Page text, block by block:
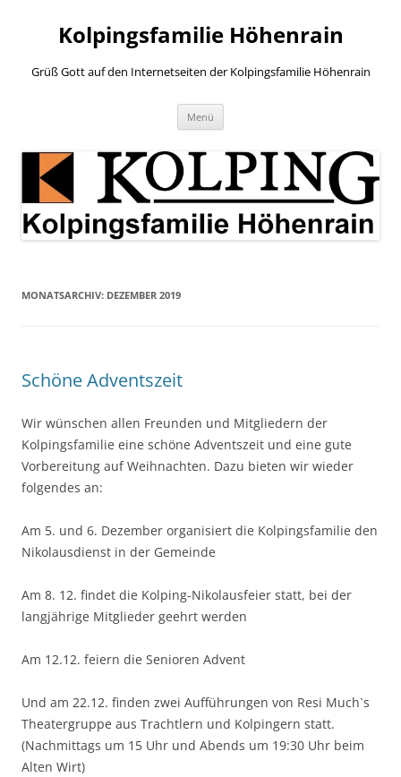
springenKolpingsfamilie Höhenrain
Grüß Gott auf den Internetseiten der Kolpingsfamilie Höhenrain
Menü
MONATSARCHIV: DEZEMBER 2019
Schöne Adventszeit
Wir wünschen allen Freunden und Mitgliedern der
Kolpingsfamilie eine schöne Adventszeit und eine gute
Vorbereitung auf Weihnachten. Dazu bieten wir wieder
folgendes an:
Am 5. und 6. Dezember organisiert die Kolpingsfamilie den
Nikolausdienst in der Gemeinde
Am 8. 12. findet die Kolping-Nikolausfeier statt, bei der
langjährige Mitglieder geehrt werden
Am 12.12. feiern die Senioren Advent
Und am 22.12. finden zwei Aufführungen von Resi Much`s
Theatergruppe aus Trachtlern und Kolpingern statt.
(Nachmittags um 15 Uhr und Abends um 19:30 Uhr beim
Alten Wirt)